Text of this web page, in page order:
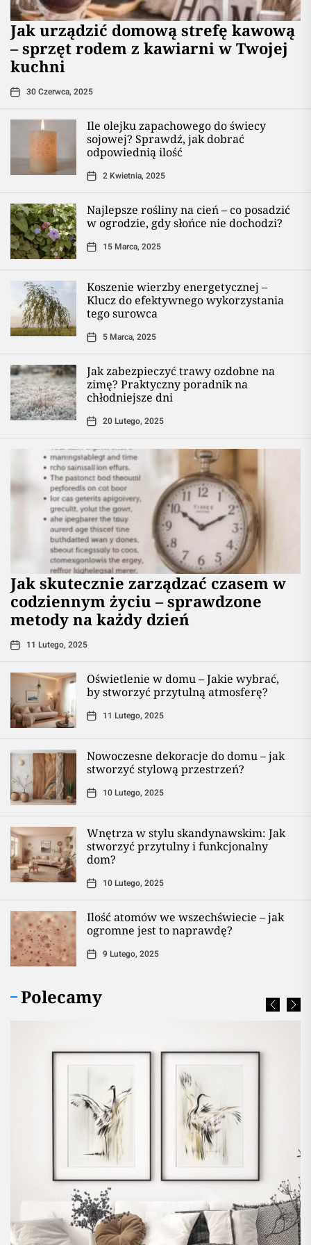
​Jak urządzić domową strefę kawową
– sprzęt rodem z kawiarni w Twojej
kuchni
30 Czerwca, 2025
Ile olejku zapachowego do świecy
sojowej? Sprawdź, jak dobrać
odpowiednią ilość
2 Kwietnia, 2025
Najlepsze rośliny na cień – co posadzić
w ogrodzie, gdy słońce nie dochodzi?
15 Marca, 2025
Koszenie wierzby energetycznej –
Klucz do efektywnego wykorzystania
tego surowca
5 Marca, 2025
Jak zabezpieczyć trawy ozdobne na
zimę? Praktyczny poradnik na
chłodniejsze dni
20 Lutego, 2025
Jak skutecznie zarządzać czasem w
codziennym życiu – sprawdzone
metody na każdy dzień
11 Lutego, 2025
Oświetlenie w domu – Jakie wybrać,
by stworzyć przytulną atmosferę?
11 Lutego, 2025
Nowoczesne dekoracje do domu – jak
stworzyć stylową przestrzeń?
10 Lutego, 2025
Wnętrza w stylu skandynawskim: Jak
stworzyć przytulny i funkcjonalny
dom?
10 Lutego, 2025
Ilość atomów we wszechświecie – jak
ogromne jest to naprawdę?
9 Lutego, 2025
Polecamy